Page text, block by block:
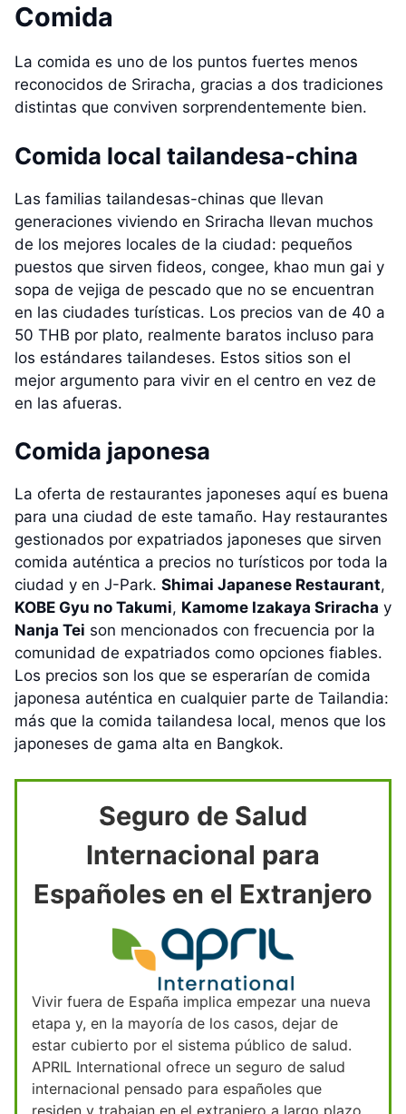
Comida
La comida es uno de los puntos fuertes menos
reconocidos de Sriracha, gracias a dos tradiciones
distintas que conviven sorprendentemente bien.
Comida local tailandesa-china
Las familias tailandesas-chinas que llevan
generaciones viviendo en Sriracha llevan muchos
de los mejores locales de la ciudad: pequeños
puestos que sirven fideos, congee, khao mun gai y
sopa de vejiga de pescado que no se encuentran
en las ciudades turísticas. Los precios van de 40 a
50 THB por plato, realmente baratos incluso para
los estándares tailandeses. Estos sitios son el
mejor argumento para vivir en el centro en vez de
en las afueras.
Comida japonesa
La oferta de restaurantes japoneses aquí es buena
para una ciudad de este tamaño. Hay restaurantes
gestionados por expatriados japoneses que sirven
comida auténtica a precios no turísticos por toda la
ciudad y en J-Park. Shimai Japanese Restaurant,
KOBE Gyu no Takumi, Kamome Izakaya Sriracha y
Nanja Tei son mencionados con frecuencia por la
comunidad de expatriados como opciones fiables.
Los precios son los que se esperarían de comida
japonesa auténtica en cualquier parte de Tailandia:
más que la comida tailandesa local, menos que los
japoneses de gama alta en Bangkok.
Seguro de Salud
Internacional para
Españoles en el Extranjero
Vivir fuera de España implica empezar una nueva
etapa y, en la mayoría de los casos, dejar de
estar cubierto por el sistema público de salud.
APRIL International ofrece un seguro de salud
internacional pensado para españoles que
residen y trabajan en el extranjero a largo plazo.